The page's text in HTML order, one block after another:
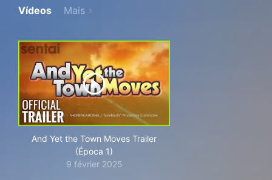
Vídeos Mais
And Yet the Town Moves Trailer
(Época 1)
9 février 2025